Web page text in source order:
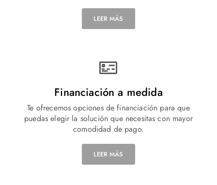
LEER MÁS
Financiación a medida
Te ofrecemos opciones de financiación para que
puedas elegir la solución que necesitas con mayor
comodidad de pago.
LEER MÁS